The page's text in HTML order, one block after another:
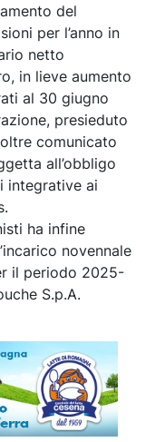
del
per l’anno in
netto
in lieve aumento
al 30 giugno
presieduto
comunicato
all’obbligo
integrative ai
ha infine
novennale
il periodo 2025-
S.p.A.